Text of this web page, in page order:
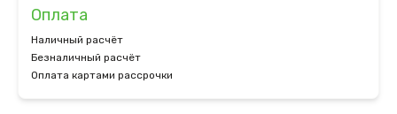
Оплата
Наличный расчёт
Безналичный расчёт
Оплата картами рассрочки